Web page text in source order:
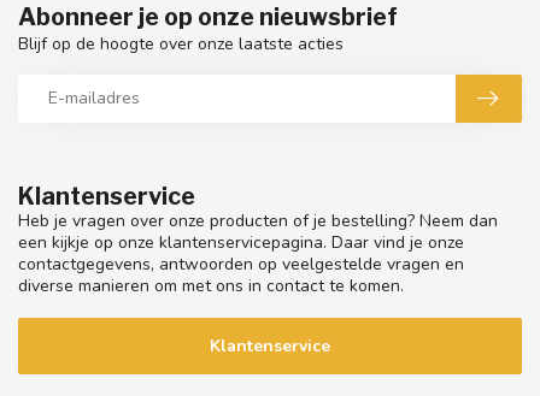
Klantenservice
Heb je vragen over onze producten of je bestelling? Neem dan
een kijkje op onze klantenservicepagina. Daar vind je onze
contactgegevens, antwoorden op veelgestelde vragen en
diverse manieren om met ons in contact te komen.
Klantenservice
Abonneer je op onze nieuwsbrief
Blijf op de hoogte over onze laatste acties